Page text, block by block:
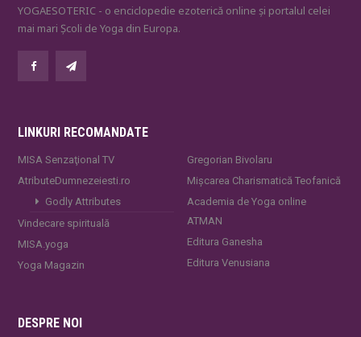
YOGAESOTERIC - o enciclopedie ezoterică online și portalul celei
mai mari Școli de Yoga din Europa.
LINKURI RECOMANDATE
MISA Senzaţional TV
AtributeDumnezeiesti.ro
Godly Attributes
Vindecare spirituală
MISA.yoga
Yoga Magazin
Gregorian Bivolaru
Mișcarea Charismatică Teofanică
Academia de Yoga online
ATMAN
Editura Ganesha
Editura Venusiana
DESPRE NOI